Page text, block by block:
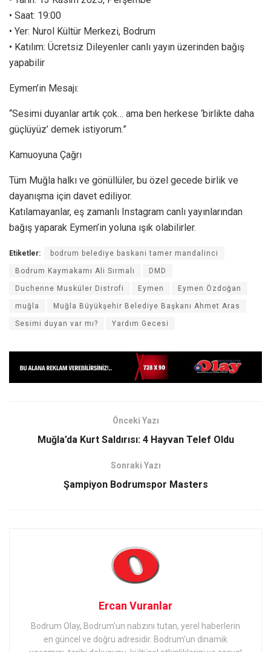
• Saat: 19:00
• Yer: Nurol Kültür Merkezi, Bodrum
• Katılım: Ücretsiz Dileyenler canlı yayın üzerinden bağış
yapabilir
Eymen’in Mesajı:
“Sesimi duyanlar artık çok… ama ben herkese ‘birlikte daha
güçlüyüz’ demek istiyorum.”
Kamuoyuna Çağrı
Tüm Muğla halkı ve gönüllüler, bu özel gecede birlik ve
dayanışma için davet ediliyor.
Katılamayanlar, eş zamanlı Instagram canlı yayınlarından
bağış yaparak Eymen’in yoluna ışık olabilirler.
Etiketler: bodrum belediye baskani tamer mandalinci
Bodrum Kaymakamı Ali Sırmalı DMD
Duchenne Musküler Distrofi Eymen Eymen Özdoğan
muğla Muğla Büyükşehir Belediye Başkanı Ahmet Aras
Sesimi duyan var mı? Yardım Gecesi
Önceki Yazı
Muğla’da Kurt Saldırısı: 4 Hayvan Telef Oldu
Sonraki Yazı
Şampiyon Bodrumspor Masters
Ercan Vuranlar
Bodrum Olay, Bodrum'un nabzını tutan, yerel haberlerin
en güncel ve doğru adresidir. Bodrum'un dinamik